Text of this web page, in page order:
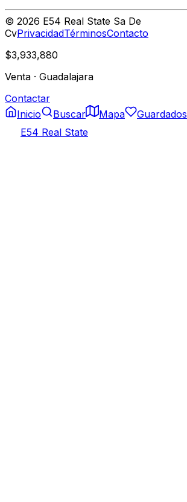
© 2026 E54 Real State Sa De
CvPrivacidadTérminosContacto
$3,933,880
Venta · Guadalajara
Contactar
Inicio
Buscar Mapa Guardados
E54 Real State